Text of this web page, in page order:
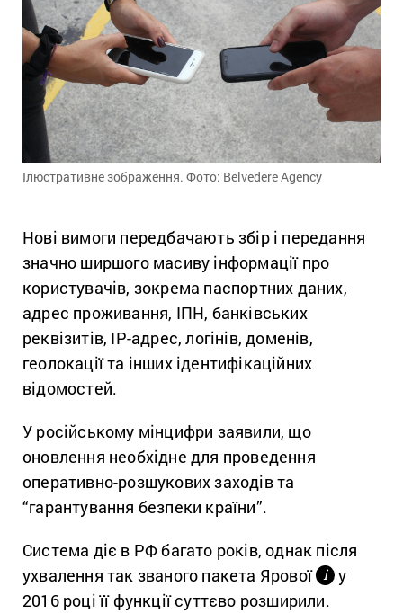
Ілюстративне зображення. Фото: Belvedere Agency
Нові вимоги передбачають збір і передання
значно ширшого масиву інформації про
користувачів, зокрема паспортних даних,
адрес проживання, ІПН, банківських
реквізитів, IP-адрес, логінів, доменів,
геолокації та інших ідентифікаційних
відомостей.
У російському мінцифри заявили, що
оновлення необхідне для проведення
оперативно-розшукових заходів та
“гарантування безпеки країни”.
Система діє в РФ багато років, однак після
ухвалення так званого пакета Ярової і
у
2016 році її функції суттєво розширили.